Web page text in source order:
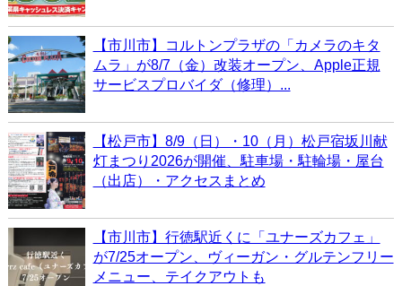
【市川市】コルトンプラザの「カメラのキタ
ムラ」が8/7（金）改装オープン、Apple正規
サービスプロバイダ（修理）...
【松戸市】8/9（日）・10（月）松戸宿坂川献
灯まつり2026が開催、駐車場・駐輪場・屋台
（出店）・アクセスまとめ
【市川市】行徳駅近くに「ユナーズカフェ」
が7/25オープン、ヴィーガン・グルテンフリー
メニュー、テイクアウトも